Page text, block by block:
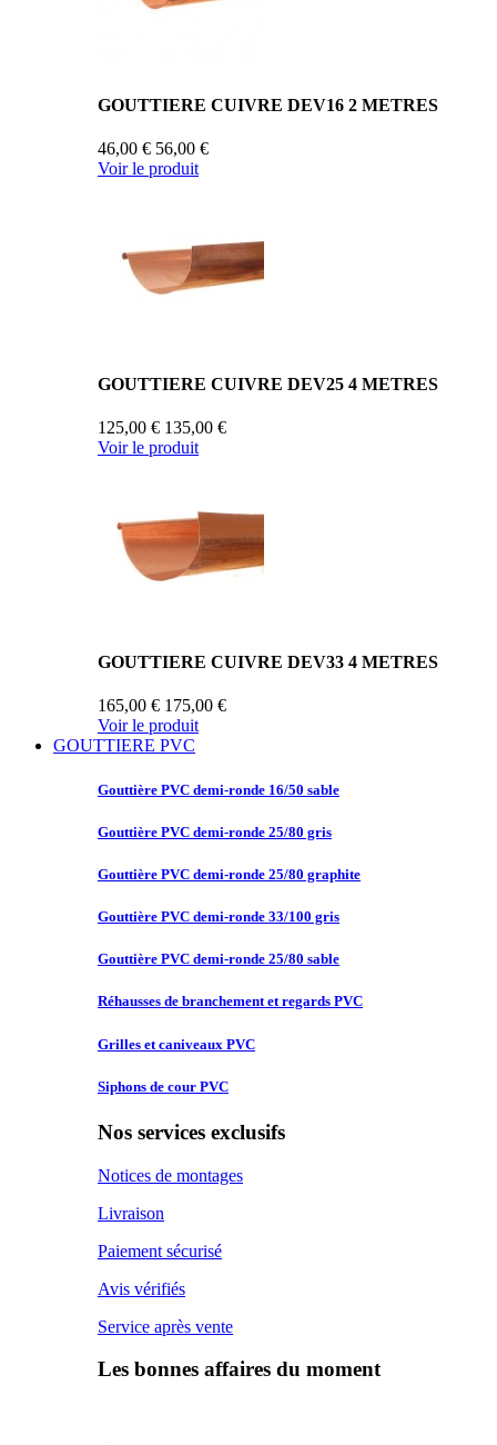
GOUTTIERE CUIVRE DEV16 2 METRES
46,00 € 56,00 €
Voir le produit
GOUTTIERE CUIVRE DEV25 4 METRES
125,00 € 135,00 €
Voir le produit
GOUTTIERE CUIVRE DEV33 4 METRES
165,00 € 175,00 €
Voir le produit
GOUTTIERE PVC
Gouttière PVC demi-ronde 16/50 sable
Gouttière PVC demi-ronde 25/80 gris
Gouttière PVC demi-ronde 25/80 graphite
Gouttière PVC demi-ronde 33/100 gris
Gouttière PVC demi-ronde 25/80 sable
Réhausses de branchement et regards PVC
Grilles et caniveaux PVC
Siphons de cour PVC
Nos services exclusifs
Notices de montages
Livraison
Paiement sécurisé
Avis vérifiés
Service après vente
Les bonnes affaires du moment